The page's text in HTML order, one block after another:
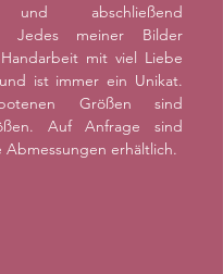
und abschließend
Jedes meiner Bilder
mit viel Liebe
ist immer ein Unikat.
Größen sind
Auf Anfrage sind
Abmessungen erhältlich.